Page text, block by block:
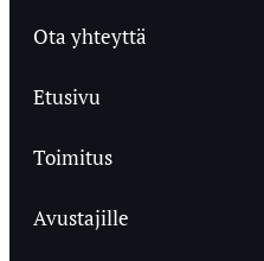
Ota yhteyttä
Etusivu
Toimitus
Avustajille